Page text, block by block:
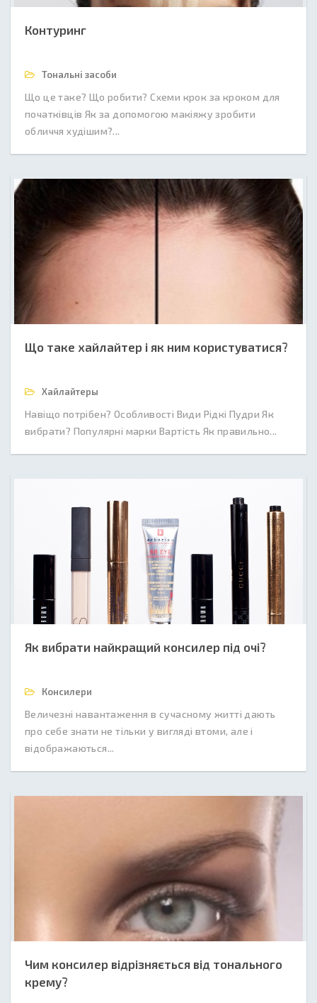
Контуринг
Тональні засоби
Що це таке? Що робити? Схеми крок за кроком для
початківців Як за допомогою макіяжу зробити
обличчя худішим?...
Що таке хайлайтер і як ним користуватися?
Хайлайтеры
Навіщо потрібен? Особливості Види Рідкі Пудри Як
вибрати? Популярні марки Вартість Як правильно...
Як вибрати найкращий консилер під очі?
Консилери
Величезні навантаження в сучасному житті дають
про себе знати не тільки у вигляді втоми, але і
відображаються...
Чим консилер відрізняється від тонального
крему?